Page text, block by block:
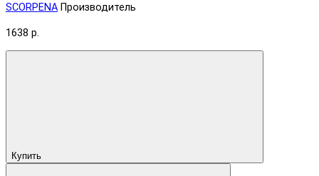
SCORPENA Производитель
1638 р.
Купить